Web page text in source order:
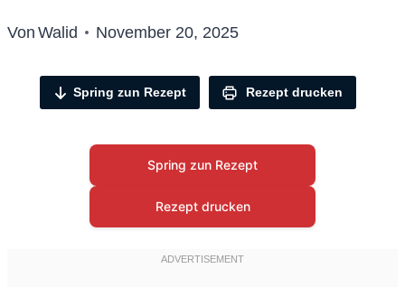
Von Walid November 20, 2025
Spring zun Rezept Rezept drucken
Spring zun Rezept
Rezept drucken